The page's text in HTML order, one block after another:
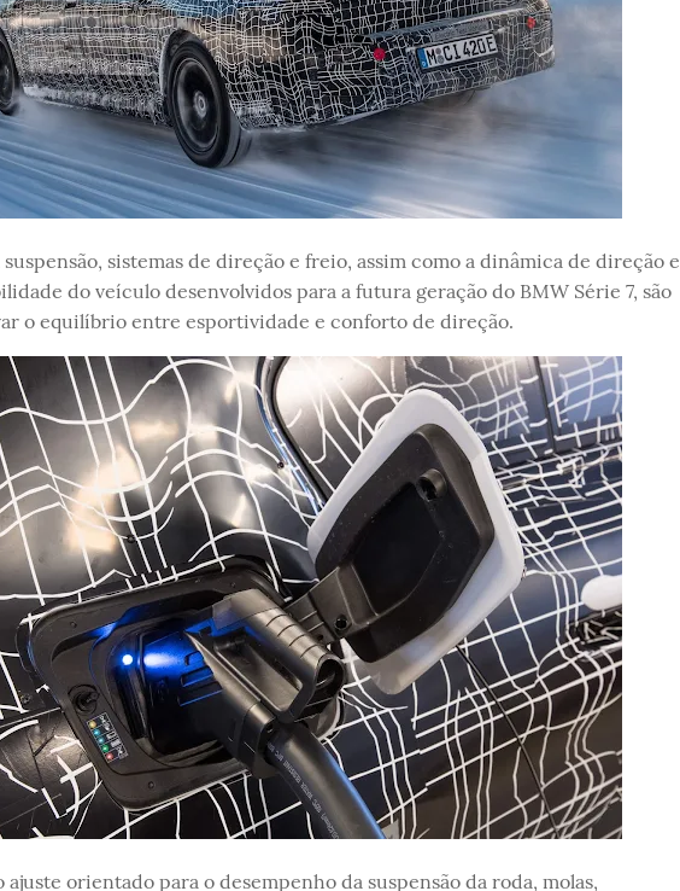
sistemas de direção e freio, assim como a dinâmica de direção e
do veículo desenvolvidos para a futura geração do BMW Série 7, são
o equilíbrio entre esportividade e conforto de direção.
orientado para o desempenho da suspensão da roda, molas,